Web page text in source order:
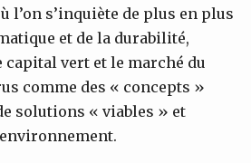
l’on s’inquiète de plus en plus
et de la durabilité,
capital vert et le marché du
comme des « concepts »
solutions « viables » et